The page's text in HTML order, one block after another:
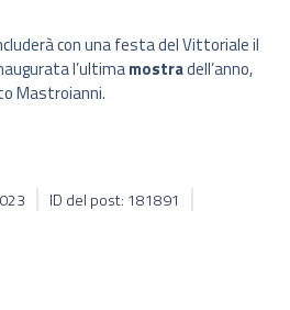
con una festa del Vittoriale il
l’ultimamostradell’anno,
Mastroianni.
ID del post: 181891